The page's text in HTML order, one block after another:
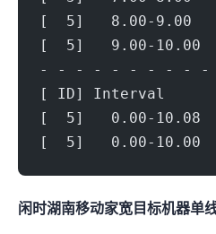
[  5]   8.00-
[  5]   9.00-
- - - - - - - - -
[ ID] Interval
[  5]   0.00-10.08
[  5]   0.00-10.00
闲时湖南移动家宽(300Mbps) 目标机器